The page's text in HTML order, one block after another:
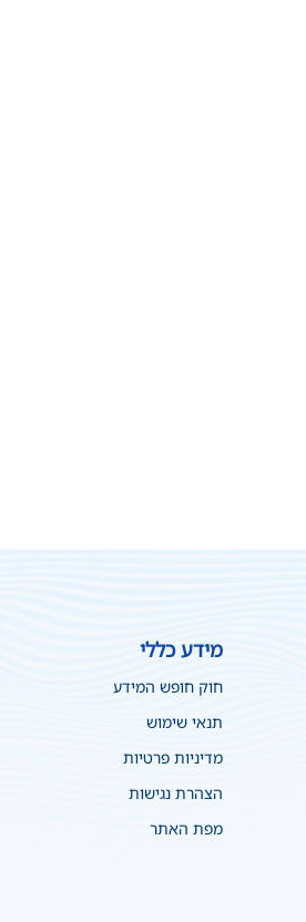
מידע כללי
חוק חופש המידע
תנאי שימוש
מדיניות פרטיות
הצהרת נגישות
מפת האתר